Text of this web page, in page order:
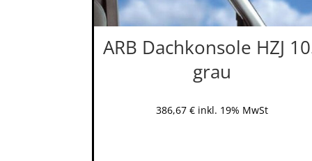
ARB Dachkonsole HZJ
grau
386,67 € inkl. 19% MwSt